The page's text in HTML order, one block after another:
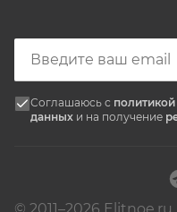
Соглашаюсь с
данных и на получение